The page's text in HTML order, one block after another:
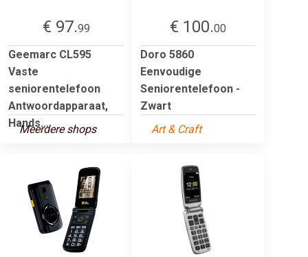
€ 97.99
Geemarc CL595
Vaste
seniorentelefoon
Antwoordapparaat,
Hands...
Meerdere shops
€ 100.00
Doro 5860
Eenvoudige
Seniorentelefoon -
Zwart
Art & Craft